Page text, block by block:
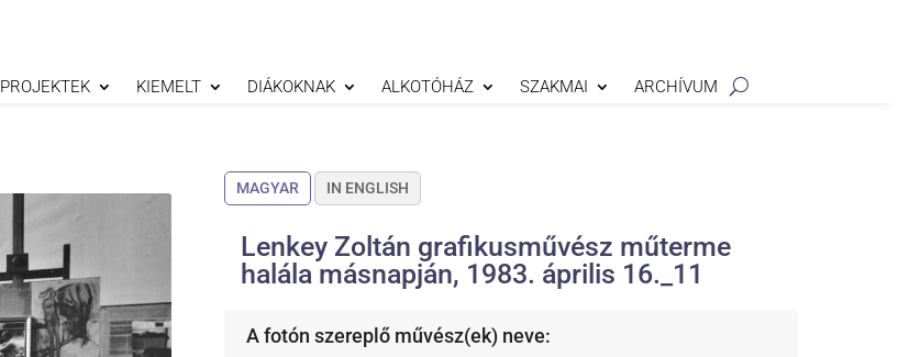
PROJEKTEK KIEMELT DIÁKOKNAK ALKOTÓHÁZ SZAKMAI ARCHÍVUM
MAGYAR IN ENGLISH
Lenkey Zoltán grafikusművész műterme
halála másnapján, 1983. április 16._11
A fotón szereplő művész(ek) neve: